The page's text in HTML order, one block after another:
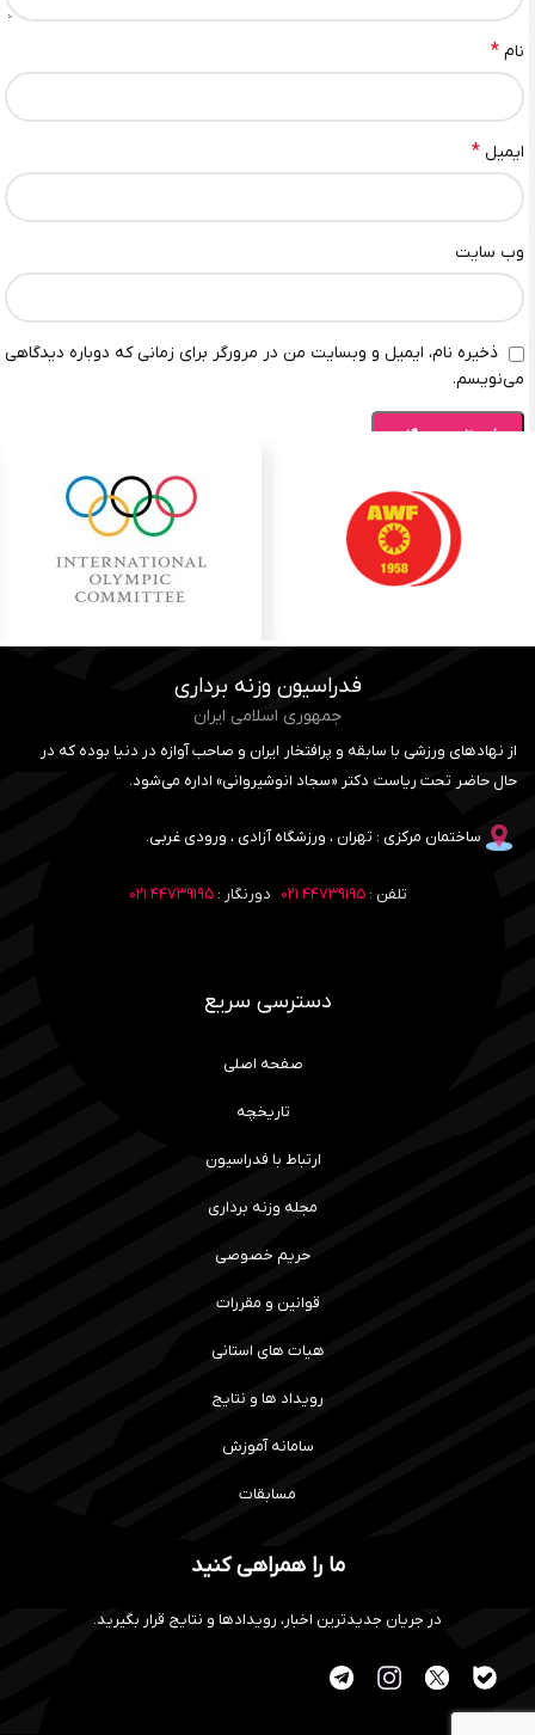
نام *
ایمیل *
وب‌ سایت
ذخیره نام، ایمیل و وبسایت من در مرورگر برای زمانی که دوباره دیدگاهی
می‌نویسم.
فدراسیون وزنه برداری
جمهوری اسلامی ایران
از نهادهای ورزشی با سابقه و پرافتخار ایران و صاحب آوازه در دنیا بوده که در
حال حاضر تحت ریاست دکتر «سجاد انوشیروانی» اداره می‌شود.
ساختمان مرکزی : تهران ، ورزشگاه آزادی ، ورودی غربی.
تلفن :۴۴۷۳۹۱۹۵ ۰۲۱ دورنگار :۴۴۷۳۹۱۹۵ ۰۲۱
دسترسی سریع
صفحه اصلی
تاریخچه
ارتباط با فدراسیون
مجله وزنه برداری
حریم خصوصی
قوانین و مقررات
هیات های استانی
رویداد ها و نتایج
سامانه آموزش
مسابقات
ما را همراهی کنید
در جریان جدیدترین اخبار، رویدادها و نتایج قرار بگیرید.